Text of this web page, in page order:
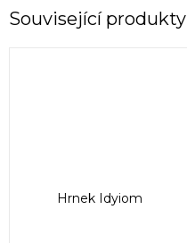
Související produkty
Hrnek Idyiom